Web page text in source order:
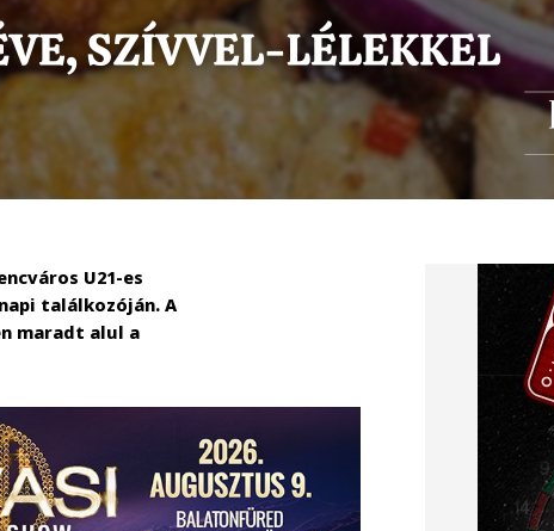
U21-es
találkozóján. A
maradt alul a